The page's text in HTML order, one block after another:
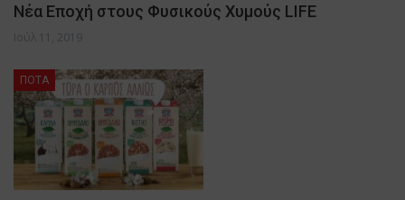
Νέα Εποχή στους Φυσικούς Χυμούς LIFE
Ιούλ 11, 2019
ΠΟΤΑ